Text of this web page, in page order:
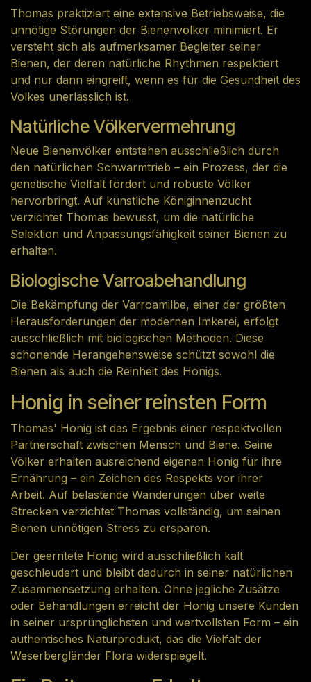
Thomas praktiziert eine extensive Betriebsweise, die
unnötige Störungen der Bienenvölker minimiert. Er
versteht sich als aufmerksamer Begleiter seiner
Bienen, der deren natürliche Rhythmen respektiert
und nur dann eingreift, wenn es für die Gesundheit des
Volkes unerlässlich ist.
Natürliche Völkervermehrung
Neue Bienenvölker entstehen ausschließlich durch
den natürlichen Schwarmtrieb – ein Prozess, der die
genetische Vielfalt fördert und robuste Völker
hervorbringt. Auf künstliche Königinnenzucht
verzichtet Thomas bewusst, um die natürliche
Selektion und Anpassungsfähigkeit seiner Bienen zu
erhalten.
Biologische Varroabehandlung
Die Bekämpfung der Varroamilbe, einer der größten
Herausforderungen der modernen Imkerei, erfolgt
ausschließlich mit biologischen Methoden. Diese
schonende Herangehensweise schützt sowohl die
Bienen als auch die Reinheit des Honigs.
Honig in seiner reinsten Form
Thomas' Honig ist das Ergebnis einer respektvollen
Partnerschaft zwischen Mensch und Biene. Seine
Völker erhalten ausreichend eigenen Honig für ihre
Ernährung – ein Zeichen des Respekts vor ihrer
Arbeit. Auf belastende Wanderungen über weite
Strecken verzichtet Thomas vollständig, um seinen
Bienen unnötigen Stress zu ersparen.
Der geerntete Honig wird ausschließlich kalt
geschleudert und bleibt dadurch in seiner natürlichen
Zusammensetzung erhalten. Ohne jegliche Zusätze
oder Behandlungen erreicht der Honig unsere Kunden
in seiner ursprünglichsten und wertvollsten Form – ein
authentisches Naturprodukt, das die Vielfalt der
Weserbergländer Flora widerspiegelt.